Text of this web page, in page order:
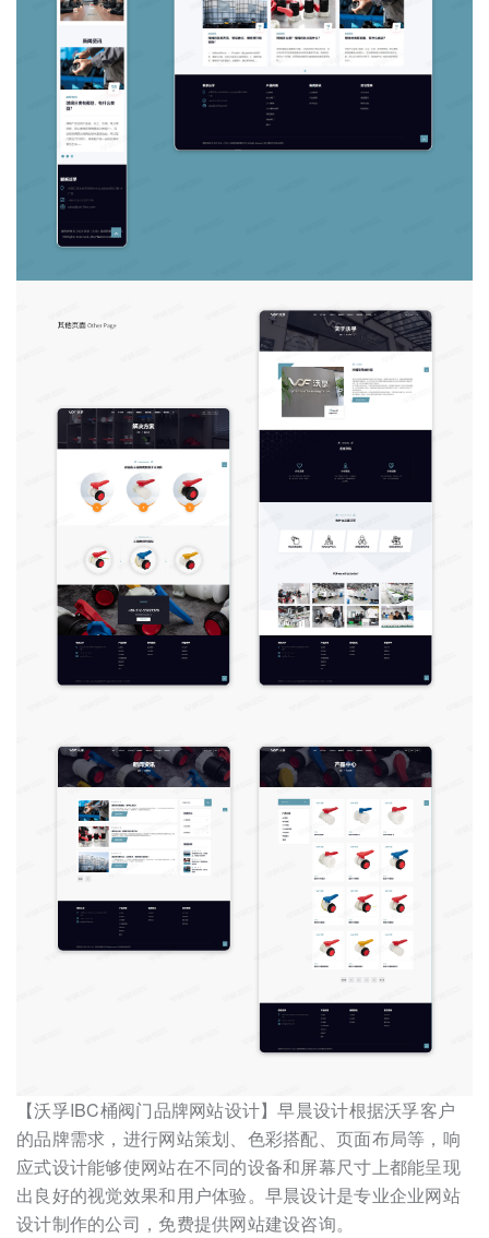
【沃孚IBC桶阀门品牌网站设计】早晨设计根据沃孚客户
的品牌需求，进行网站策划、色彩搭配、页面布局等，响
应式设计能够使网站在不同的设备和屏幕尺寸上都能呈现
出良好的视觉效果和用户体验。早晨设计是专业企业网站
设计制作的公司，免费提供网站建设咨询。